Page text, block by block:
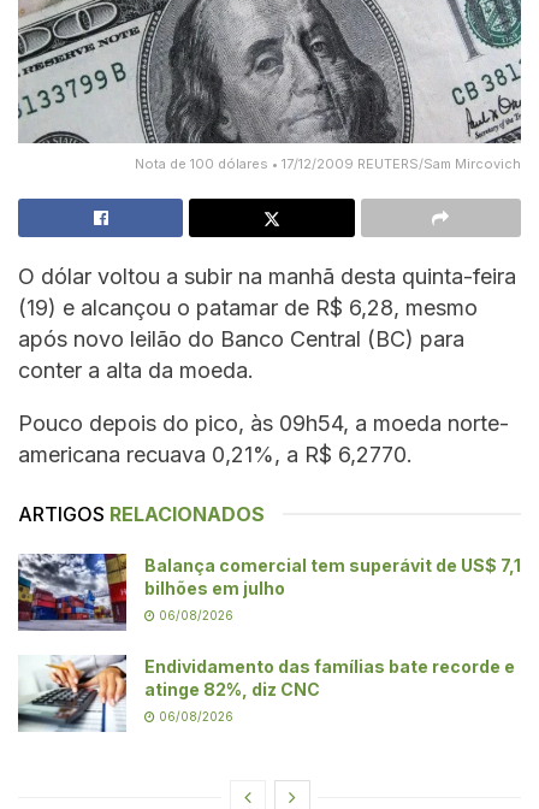
Nota de 100 dólares • 17/12/2009 REUTERS/Sam Mircovich
O dólar voltou a subir na manhã desta quinta-feira
(19) e alcançou o patamar de R$ 6,28, mesmo
após novo leilão do Banco Central (BC) para
conter a alta da moeda.
Pouco depois do pico, às 09h54, a moeda norte-
americana recuava 0,21%, a R$ 6,2770.
ARTIGOS RELACIONADOS
Balança comercial tem superávit de US$ 7,1
bilhões em julho
06/08/2026
Endividamento das famílias bate recorde e
atinge 82%, diz CNC
06/08/2026